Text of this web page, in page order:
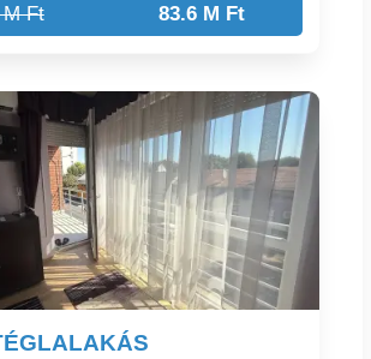
Ft 83.6 M Ft